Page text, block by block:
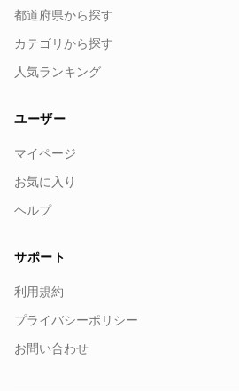
都道府県から探す
カテゴリから探す
人気ランキング
ユーザー
マイページ
お気に入り
ヘルプ
サポート
利用規約
プライバシーポリシー
お問い合わせ